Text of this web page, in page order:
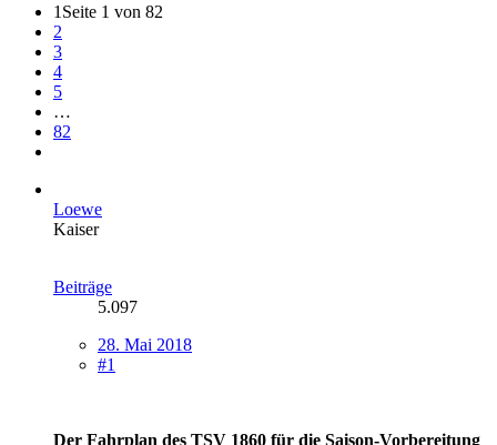
1 Seite 1 von 82
2
3
4
5
…
82
Loewe
Kaiser
Beiträge
5.097
28. Mai 2018
#1
Der Fahrplan des TSV 1860 für die Saison-Vorbereitung